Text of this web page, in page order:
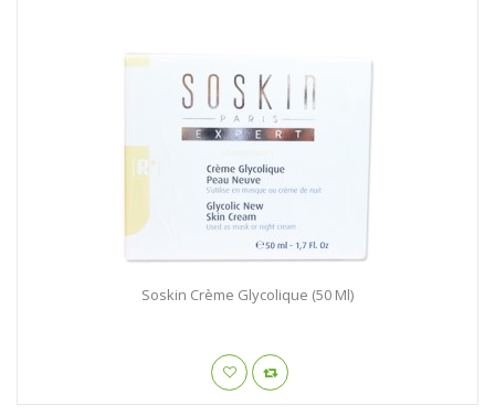
Soskin Crème Glycolique (50 Ml)